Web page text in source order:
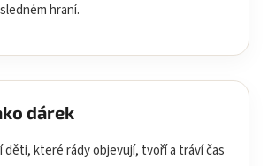
hraní.
dárek
děti, které rády objevují, tvoří a tráví čas